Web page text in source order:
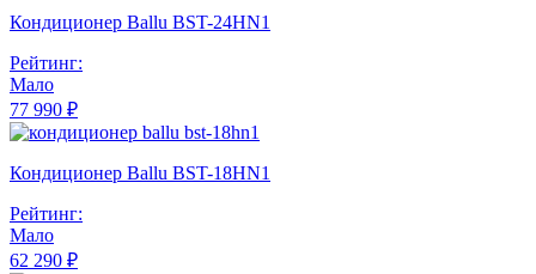
Кондиционер Ballu BST-24HN1
Рейтинг:
Мало
77 990 ₽
Кондиционер Ballu BST-18HN1
Рейтинг:
Мало
62 290 ₽